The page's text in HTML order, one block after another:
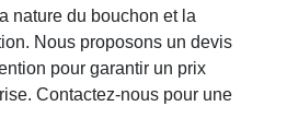
nature du bouchon et la
Nous proposons un devis
pour garantir un prix
Contactez-nous pour une